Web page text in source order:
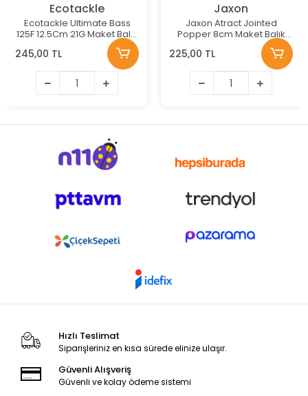
Ecotackle
Ecotackle Ultimate Bass
125F 12.5Cm 21G Maket Balık
245,00 TL
Jaxon
Jaxon Atract Jointed
Popper 8cm Maket Balık
225,00 TL
Hızlı Teslimat
Siparişleriniz en kısa sürede elinize ulaşır.
Güvenli Alışveriş
Güvenli ve kolay ödeme sistemi